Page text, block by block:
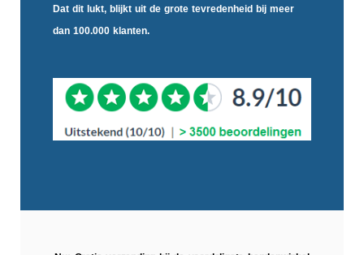
Dat dit lukt, blijkt uit de grote tevredenheidbij meer
dan 100.000 klanten.